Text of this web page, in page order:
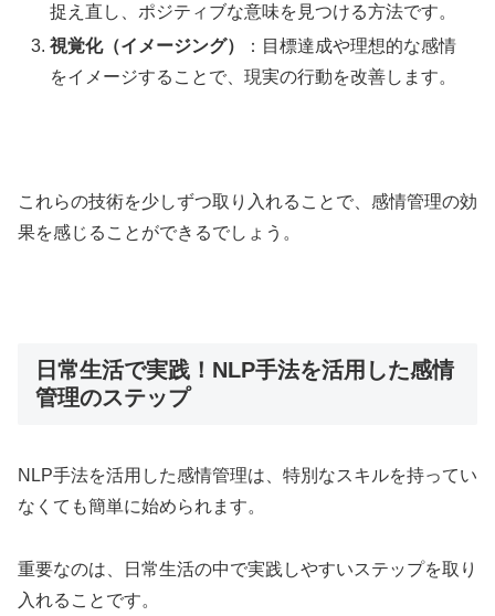
捉え直し、ポジティブな意味を見つける方法です。
視覚化（イメージング）
：目標達成や理想的な感情
をイメージすることで、現実の行動を改善します。
これらの技術を少しずつ取り入れることで、感情管理の効
果を感じることができるでしょう。
日常生活で実践！NLP手法を活用した感情
管理のステップ
NLP手法を活用した感情管理は、特別なスキルを持ってい
なくても簡単に始められます。
重要なのは、日常生活の中で実践しやすいステップを取り
入れることです。